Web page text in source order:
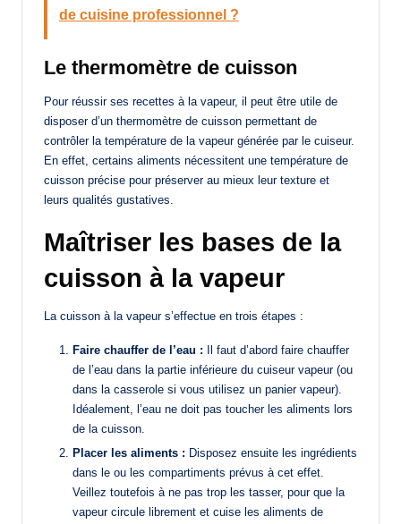
de cuisine professionnel ?
Le thermomètre de cuisson
Pour réussir ses recettes à la vapeur, il peut être utile de
disposer d’un thermomètre de cuisson permettant de
contrôler la température de la vapeur générée par le cuiseur.
En effet, certains aliments nécessitent une température de
cuisson précise pour préserver au mieux leur texture et
leurs qualités gustatives.
Maîtriser les bases de la
cuisson à la vapeur
La cuisson à la vapeur s’effectue en trois étapes :
Faire chauffer de l’eau : Il faut d’abord faire chauffer
de l’eau dans la partie inférieure du cuiseur vapeur (ou
dans la casserole si vous utilisez un panier vapeur).
Idéalement, l’eau ne doit pas toucher les aliments lors
de la cuisson.
Placer les aliments : Disposez ensuite les ingrédients
dans le ou les compartiments prévus à cet effet.
Veillez toutefois à ne pas trop les tasser, pour que la
vapeur circule librement et cuise les aliments de